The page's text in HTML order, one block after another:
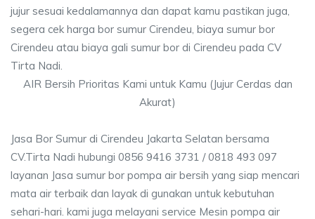
jujur sesuai kedalamannya dan dapat kamu pastikan juga,
segera cek harga bor sumur Cirendeu, biaya sumur bor
Cirendeu atau biaya gali sumur bor di Cirendeu pada CV
Tirta Nadi.
AIR Bersih Prioritas Kami untuk Kamu (Jujur Cerdas dan
Akurat)
Jasa Bor Sumur di Cirendeu Jakarta Selatan bersama
CV.Tirta Nadi hubungi 0856 9416 3731 / 0818 493 097
layanan Jasa sumur bor pompa air bersih yang siap mencari
mata air terbaik dan layak di gunakan untuk kebutuhan
sehari-hari. kami juga melayani service Mesin pompa air